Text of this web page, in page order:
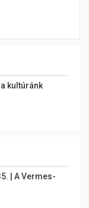
kultúránk
| A Vermes-